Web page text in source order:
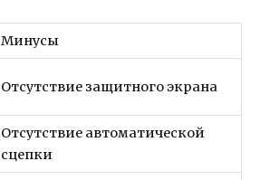
Минусы
Отсутствие защитного экрана
Отсутствие автоматической
сцепки